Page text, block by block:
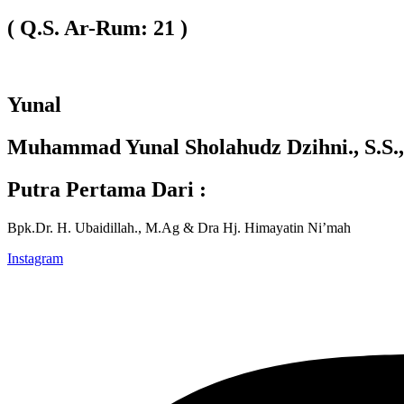
( Q.S. Ar-Rum: 21 )
Yunal
Muhammad Yunal Sholahudz Dzihni.,
Putra Pertama Dari :
Bpk.Dr. H. Ubaidillah., M.Ag & Dra Hj. Himayatin Ni’mah
Instagram